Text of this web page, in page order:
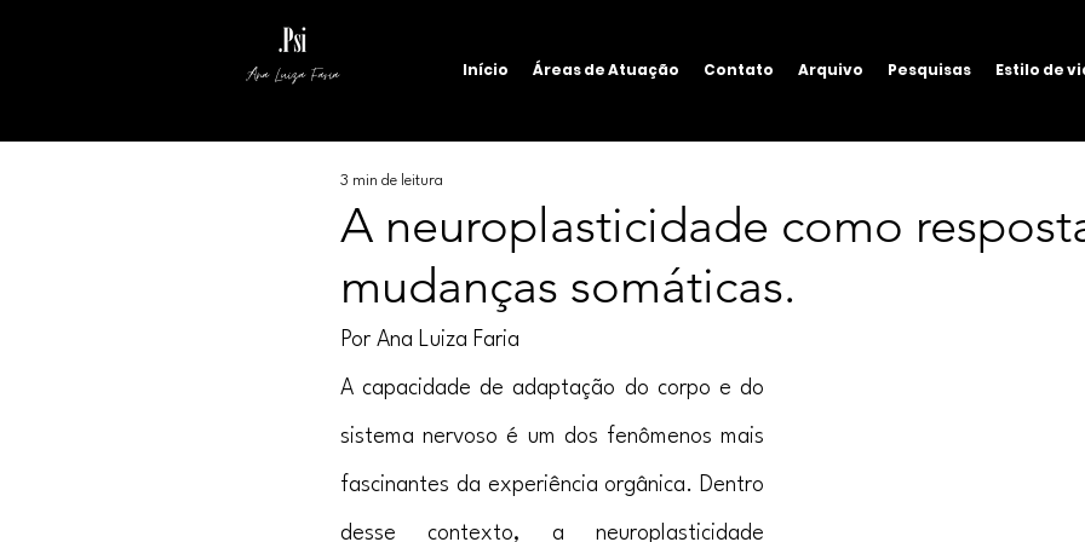
Ana Luiza Faria Início Áreas de Atuação Contato Arquivo Pesquisas Estilo de
A neuroplasticidade como
mudanças somáticas.
3 min de leitura
Por Ana Luiza Faria
A capacidade de adaptação do corpo e do
sistema nervoso é um dos fenômenos mais
fascinantes da experiência orgânica. Dentro
desse contexto, a neuroplasticidade